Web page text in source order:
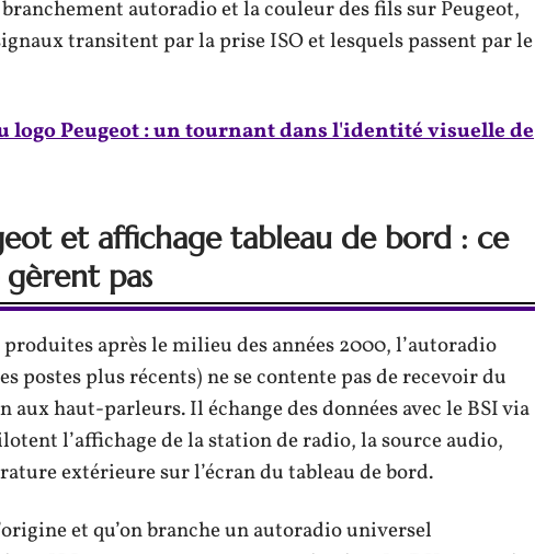
autoradio et la couleur des fils sur Peugeot,
transitent par la prise ISO et lesquels passent par le
logo Peugeot : un tournant dans l'identité visuelle de
et affichage tableau de bord : ce
gèrent pas
après le milieu des années 2000, l’autoradio
postes plus récents) ne se contente pas de recevoir du
aux haut-parleurs. Il échange des données avec le BSI via
l’affichage de la station de radio, la source audio,
extérieure sur l’écran du tableau de bord.
et qu’on branche un autoradio universel